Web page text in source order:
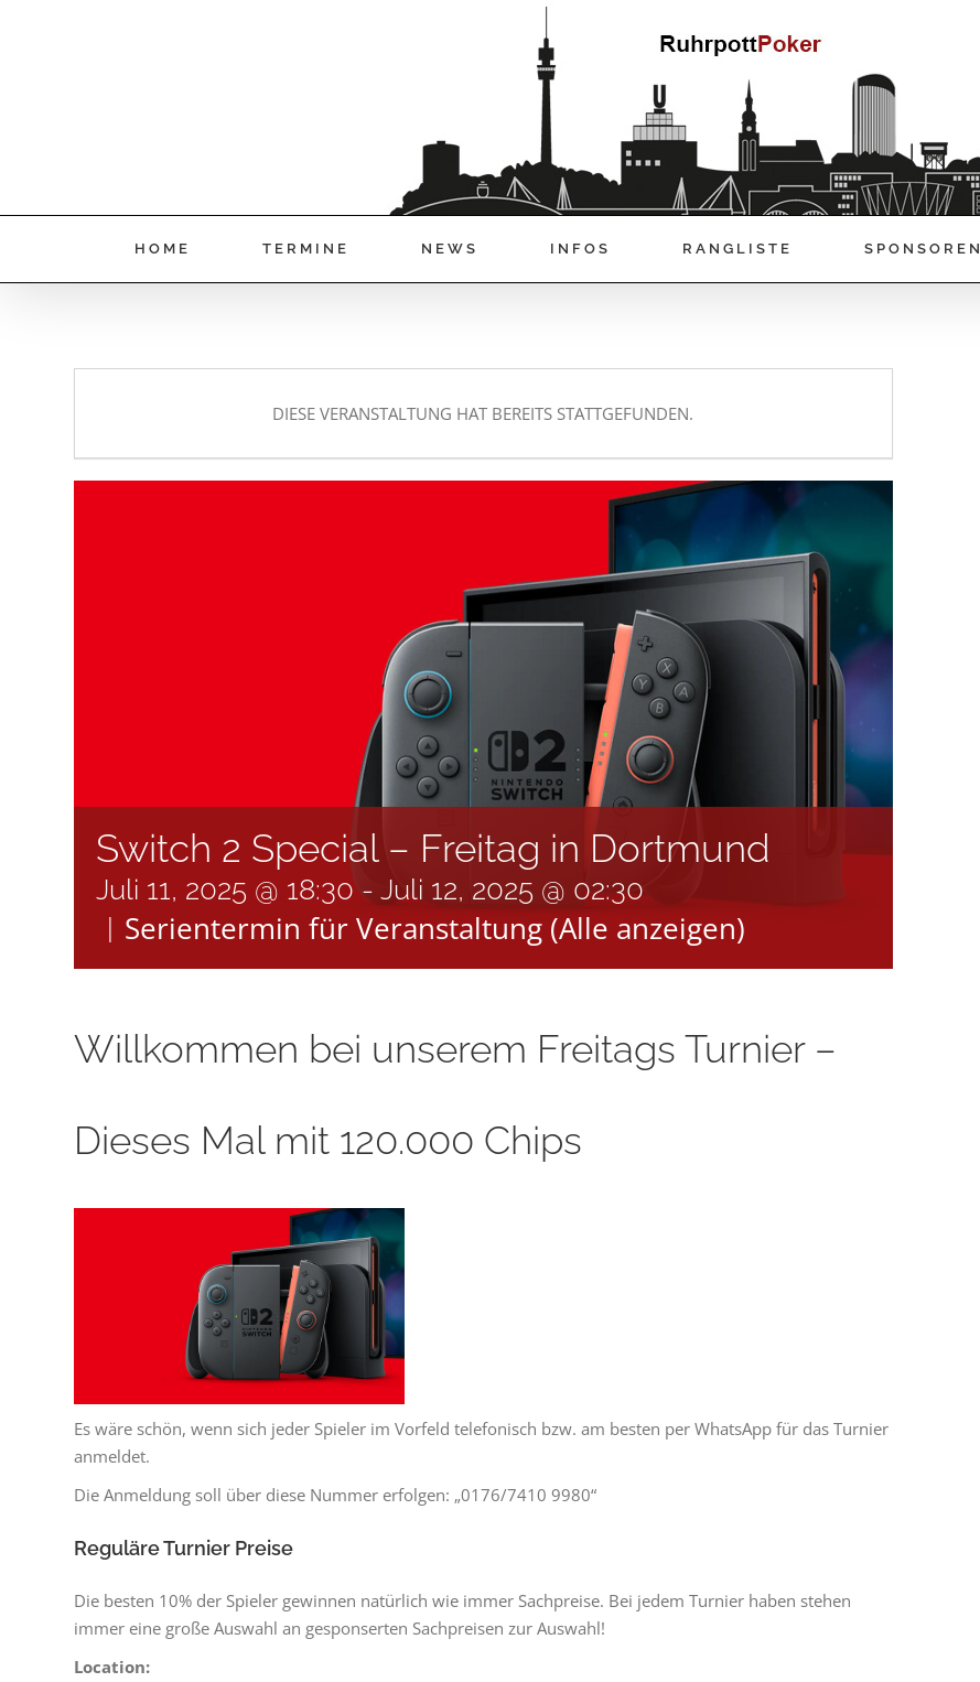
HOME TERMINE NEWS INFOS RANGLISTE SPONSOREN
DIESE VERANSTALTUNG HAT BEREITS STATTGEFUNDEN.
Switch 2 Special – Freitag in Dortmund
Juli 11, 2025 @ 18:30 -Juli 12, 2025 @ 02:30
Serientermin für Veranstaltung (Alle anzeigen)
Willkommen bei unserem Freitags Turnier –
Dieses Mal mit 120.000 Chips
Es wäre schön, wenn sich jeder Spieler im Vorfeld telefonisch bzw. am besten per WhatsApp für das Turnier
anmeldet.
Die Anmeldung soll über diese Nummer erfolgen: „0176/7410 9980“
Reguläre Turnier Preise
Die besten 10% der Spieler gewinnen natürlich wie immer Sachpreise. Bei jedem Turnier haben stehen
immer eine große Auswahl an gesponserten Sachpreisen zur Auswahl!
Location: